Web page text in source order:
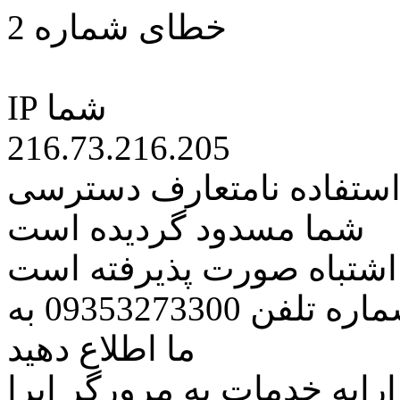
خطای شماره 2
IP شما
216.73.216.205
نامتعارف دسترسی
شما مسدود گردیده است
اشتباه صورت پذیرفته است
مراتب این مسئله را از طریق شماره تلفن 09353273300 به
ما اطلاع دهید
خدمات به مرورگر اپرا